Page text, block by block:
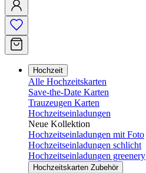
Hochzeit
Alle Hochzeitskarten
Save-the-Date Karten
Trauzeugen Karten
Hochzeitseinladungen
Neue Kollektion
Hochzeitseinladungen mit Foto
Hochzeitseinladungen schlicht
Hochzeitseinladungen greenery
Hochzeitskarten Zubehör